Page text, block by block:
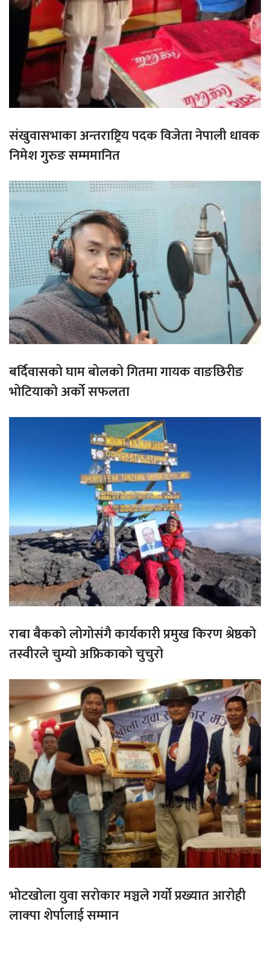
संखुवासभाका अन्तराष्ट्रिय पदक विजेता नेपाली धावक
निमेश गुरुङ सम्ममानित
बर्दिवासको घाम बोलको गितमा गायक वाङछिरीङ
भोटियाको अर्को सफलता
राबा बैकको लोगोसंगै कार्यकारी प्रमुख किरण श्रेष्ठको
तस्वीरले चुम्यो अफ्रिकाको चुचुरो
भोटखोला युवा सरोकार मञ्चले गर्यो प्रख्यात आरोही
लाक्पा शेर्पालाई सम्मान